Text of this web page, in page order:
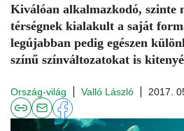
Kiválóan alkalmazkodó, szinte
térségnek kialakult a saját
legújabban pedig egészen
színű színváltozatokat is
Ország-világ Valló László 2017.